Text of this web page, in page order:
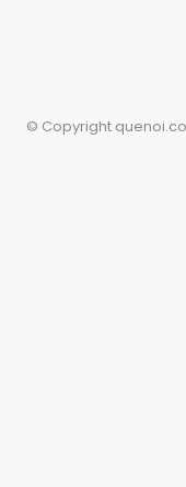
© Copyright